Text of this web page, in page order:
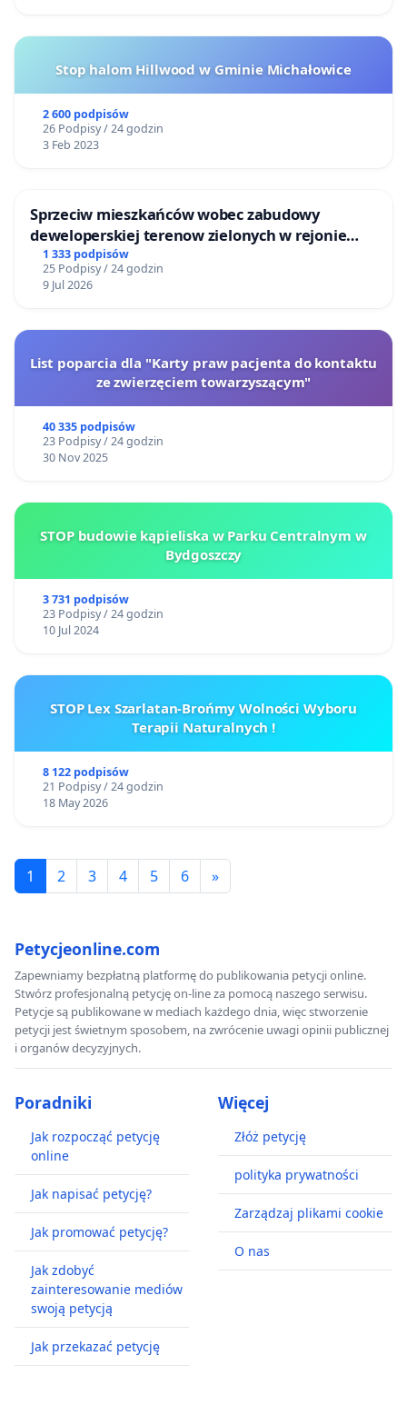
Stop halom Hillwood w Gminie Michałowice
2 600 podpisów
26 Podpisy / 24 godzin
3 Feb 2023
Sprzeciw mieszkańców wobec zabudowy
deweloperskiej terenow zielonych w rejonie
Bulwarów Straceńskich w Bielsku-Białej
1 333 podpisów
25 Podpisy / 24 godzin
9 Jul 2026
List poparcia dla "Karty praw pacjenta do kontaktu
ze zwierzęciem towarzyszącym"
40 335 podpisów
23 Podpisy / 24 godzin
30 Nov 2025
STOP budowie kąpieliska w Parku Centralnym w
Bydgoszczy
3 731 podpisów
23 Podpisy / 24 godzin
10 Jul 2024
STOP Lex Szarlatan-Brońmy Wolności Wyboru
Terapii Naturalnych !
8 122 podpisów
21 Podpisy / 24 godzin
18 May 2026
1 2 3 4 5 6 »
Petycjeonline.com
Zapewniamy bezpłatną platformę do publikowania petycji online.
Stwórz profesjonalną petycję on-line za pomocą naszego serwisu.
Petycje są publikowane w mediach każdego dnia, więc stworzenie
petycji jest świetnym sposobem, na zwrócenie uwagi opinii publicznej
i organów decyzyjnych.
Poradniki
Jak rozpocząć petycję
online
Jak napisać petycję?
Jak promować petycję?
Jak zdobyć
zainteresowanie mediów
swoją petycją
Jak przekazać petycję
Więcej
Złóż petycję
polityka prywatności
Zarządzaj plikami cookie
O nas